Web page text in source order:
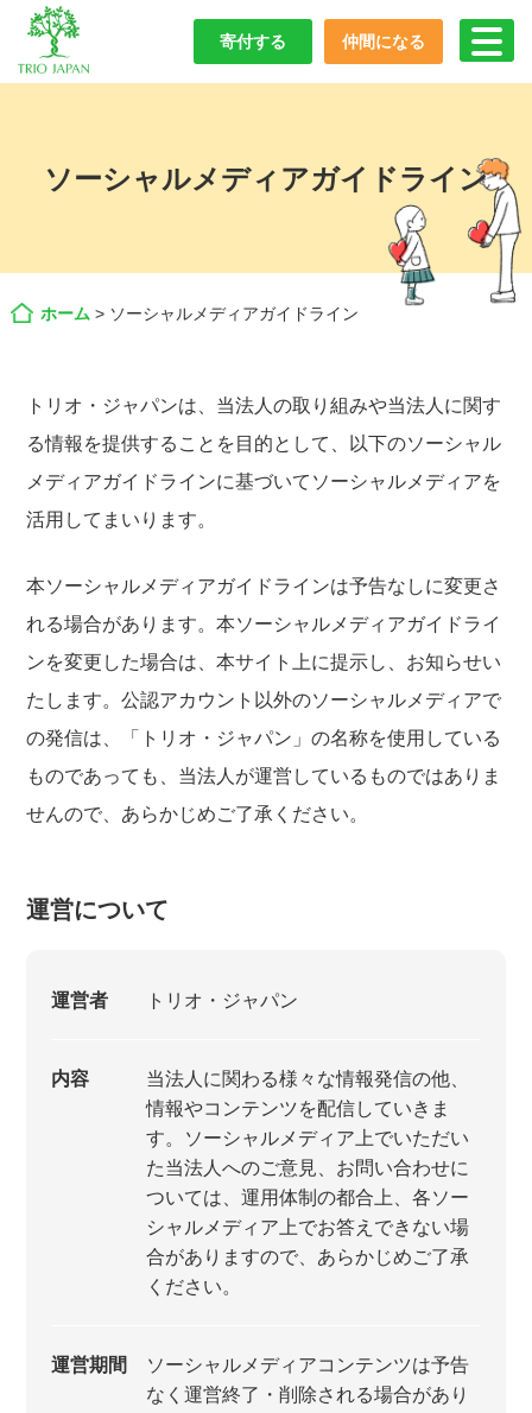
寄付する 仲間になる
ソーシャルメディアガイドライン
ホーム > ソーシャルメディアガイドライン
トリオ・ジャパンは、当法人の取り組みや当法人に関す
る情報を提供することを目的として、以下のソーシャル
メディアガイドラインに基づいてソーシャルメディアを
活用してまいります。
本ソーシャルメディアガイドラインは予告なしに変更さ
れる場合があります。本ソーシャルメディアガイドライ
ンを変更した場合は、本サイト上に提示し、お知らせい
たします。公認アカウント以外のソーシャルメディアで
の発信は、「トリオ・ジャパン」の名称を使用している
ものであっても、当法人が運営しているものではありま
せんので、あらかじめご了承ください。
運営について
運営者 トリオ・ジャパン
内容
当法人に関わる様々な情報発信の他、
情報やコンテンツを配信していきま
す。ソーシャルメディア上でいただい
た当法人へのご意見、お問い合わせに
ついては、運用体制の都合上、各ソー
シャルメディア上でお答えできない場
合がありますので、あらかじめご了承
ください。
運営期間
ソーシャルメディアコンテンツは予告
なく運営終了・削除される場合があり